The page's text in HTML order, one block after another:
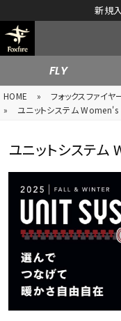
新規
FLY
HOME » フォックスファイヤ
»
ユニットシステム Women's
ユニットシステ